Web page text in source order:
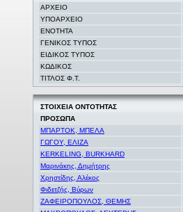
ΑΡΧΕΙΟ
ΥΠΟΑΡΧΕΙΟ
ΕΝΟΤΗΤΑ
ΓΕΝΙΚΟΣ ΤΥΠΟΣ
ΕΙΔΙΚΟΣ ΤΥΠΟΣ
ΚΩΔΙΚΟΣ
ΤΙΤΛΟΣ Φ.Τ.
ΣΤΟΙΧΕΙΑ ΟΝΤΟΤΗΤΑΣ
ΠΡΟΣΩΠΑ
ΜΠΑΡΤΟΚ, ΜΠΕΛΑ
ΓΩΓΟΥ, ΕΛΙΖΑ
KERKELING, BURKHARD
Μαρινάκης, Δημήτρης
Χρηστίδης, Αλέκος
Φιδετζής, Βύρων
ΖΑΦΕΙΡΟΠΟΥΛΟΣ, ΘΕΜΗΣ